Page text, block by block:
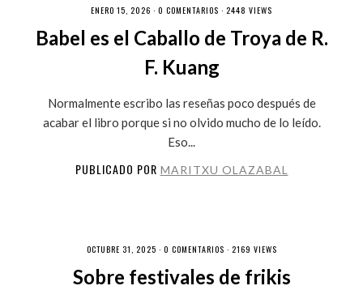
ENERO 15, 2026 · 0 COMENTARIOS · 2448 VIEWS
Babel es el Caballo de Troya de R.
F. Kuang
Normalmente escribo las reseñas poco después de
acabar el libro porque si no olvido mucho de lo leído.
Eso...
PUBLICADO POR MARITXU OLAZABAL
OCTUBRE 31, 2025 · 0 COMENTARIOS · 2169 VIEWS
Sobre festivales de frikis